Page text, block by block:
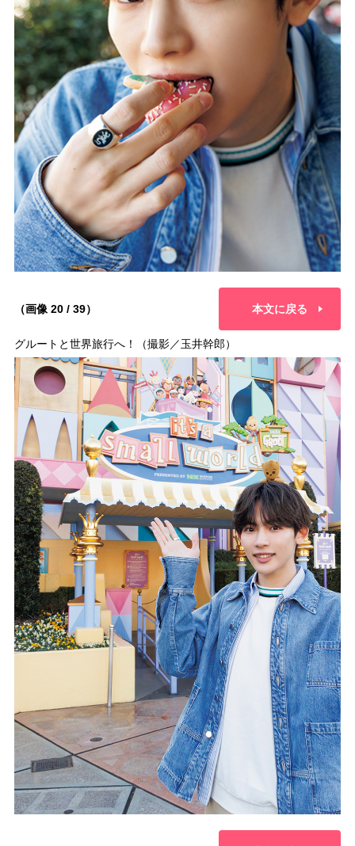
（画像 20 / 39） 本文に戻る
グルートと世界旅行へ！（撮影／玉井幹郎）